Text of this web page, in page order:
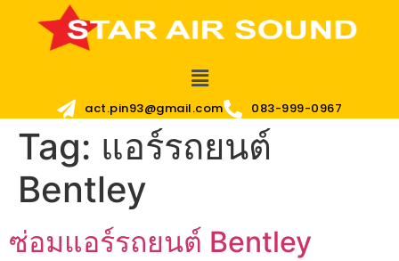
act.pin93@gmail.com 083-999-0967
Tag: แอร์รถยนต์
Bentley
ซ่อมแอร์รถยนต์ Bentley